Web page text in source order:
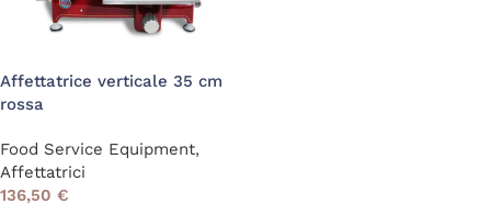
Affettatrice verticale 35 cm
rossa
Food Service Equipment,
Affettatrici
136,50 €